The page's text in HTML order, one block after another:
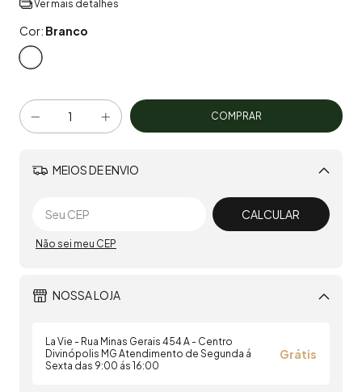
Ver mais detalhes
Cor: Branco
MEIOS DE ENVIO
Alterar CEP
CALCULAR
Não sei meu CEP
NOSSA LOJA
La Vie - Rua Minas Gerais 454 A - Centro
Divinópolis MG Atendimento de Segunda á
Sexta das 9:00 ás 16:00
Grátis